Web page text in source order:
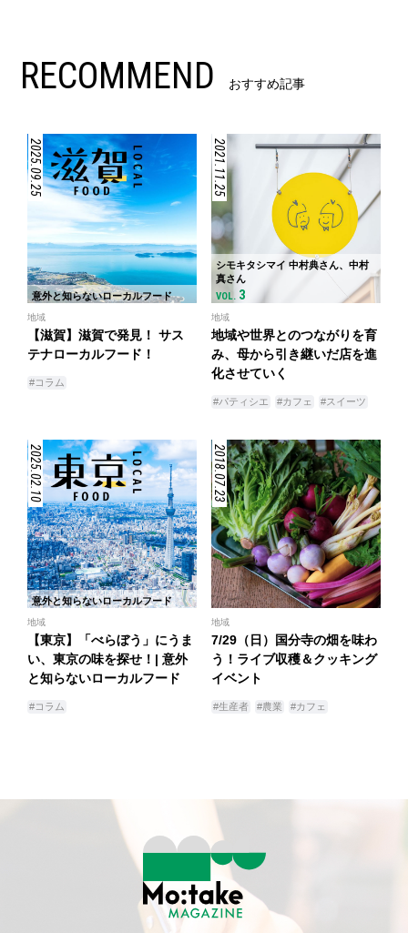
RECOMMEND おすすめ記事
2025.09.25
意外と知らないローカルフード
地域
【滋賀】滋賀で発見！ サス
テナローカルフード！
#コラム
2021.11.25
シモキタシマイ 中村典さん、中村
真さん
VOL. 3
地域
地域や世界とのつながりを育
み、母から引き継いだ店を進
化させていく
#パティシエ #カフェ #スイーツ
2025.02.10
意外と知らないローカルフード
地域
【東京】「べらぼう」にうま
い、東京の味を探せ！| 意外
と知らないローカルフード
#コラム
2018.07.23
地域
7/29（日）国分寺の畑を味わ
う！ライブ収穫＆クッキング
イベント
#生産者 #農業 #カフェ